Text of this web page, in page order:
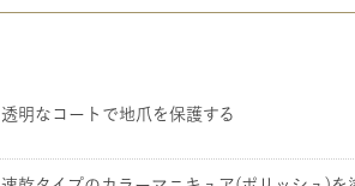
透明なコートで地爪を保護する